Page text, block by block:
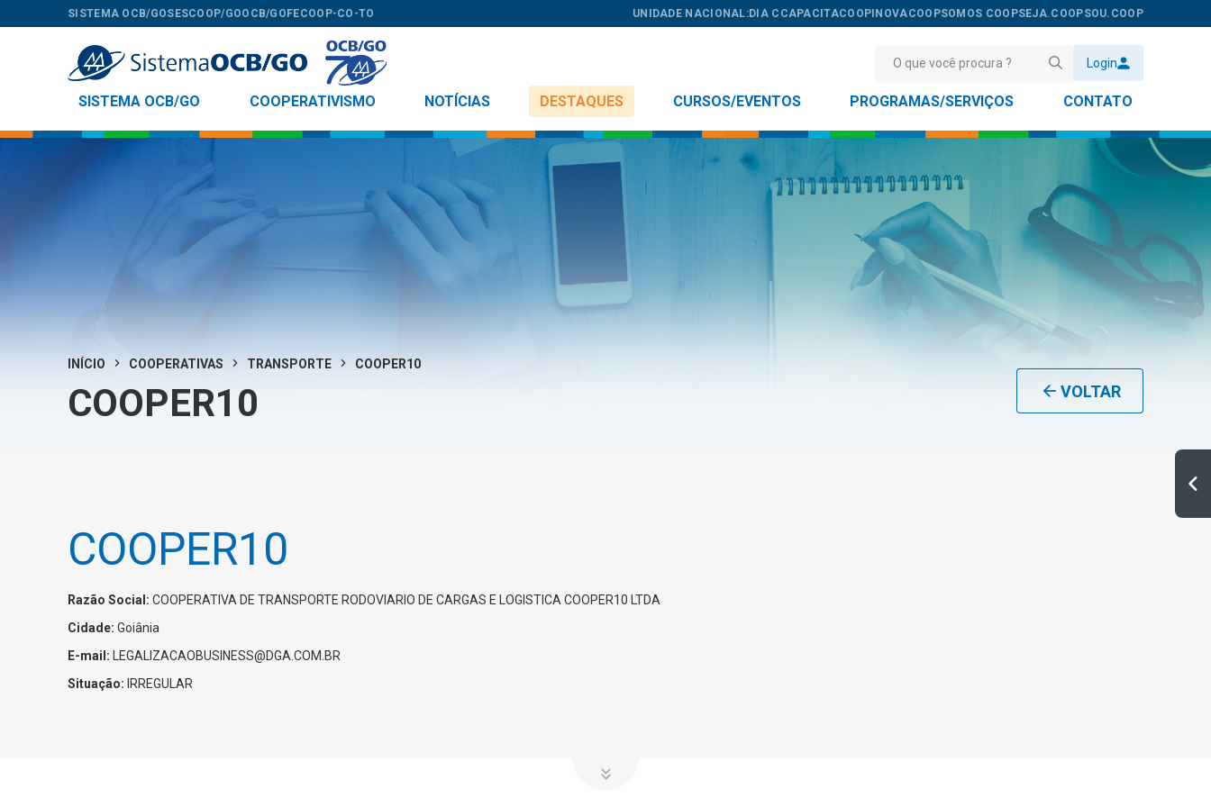
SISTEMA OCB/GOSESCOOP/GOOCB/GOFECOOP-CO-TO UNIDADE NACIONAL:DIA C CAPACITACOOPINOVACOOPSOMOS COOPSEJA.COOPSOU.COOP
Login
SISTEMA OCB/GO COOPERATIVISMO NOTÍCIAS DESTAQUES CURSOS/EVENTOS PROGRAMAS/SERVIÇOS CONTATO
INÍCIO COOPERATIVAS TRANSPORTE COOPER10
COOPER10 VOLTAR
COOPER10
Razão Social: COOPERATIVA DE TRANSPORTE RODOVIARIO DE CARGAS E LOGISTICA COOPER10 LTDA
Cidade: Goiânia
E-mail:
LEGALIZACAOBUSINESS@DGA.COM.BR
Situação: IRREGULAR